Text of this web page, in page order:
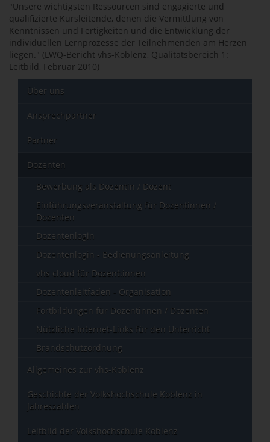
"Unsere wichtigsten Ressourcen sind engagierte und
qualifizierte Kursleitende, denen die Vermittlung von
Kenntnissen und Fertigkeiten und die Entwicklung der
individuellen Lernprozesse der Teilnehmenden am Herzen
liegen." (LWQ-Bericht vhs-Koblenz, Qualitätsbereich 1:
Leitbild, Februar 2010)
Über uns
Ansprechpartner
Partner
Dozenten
Bewerbung als Dozentin / Dozent
Einführungsveranstaltung für Dozentinnen /
Dozenten
Dozentenlogin
Dozentenlogin - Bedienungsanleitung
vhs cloud für Dozent:innen
Dozentenleitfaden - Organisation
Fortbildungen für Dozentinnen / Dozenten
Nützliche Internet-Links für den Unterricht
Brandschutzordnung
Allgemeines zur vhs-Koblenz
Geschichte der Volkshochschule Koblenz in
Jahreszahlen
Leitbild der Volkshochschule Koblenz